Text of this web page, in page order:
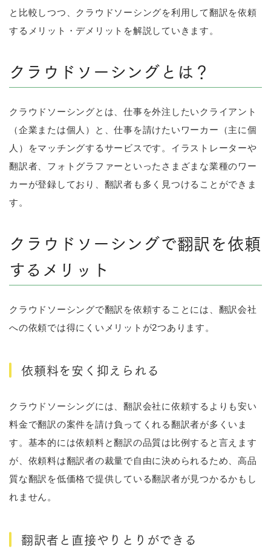
と比較しつつ、クラウドソーシングを利用して翻訳を依頼
するメリット・デメリットを解説していきます。
クラウドソーシングとは？
クラウドソーシングとは、仕事を外注したいクライアント
（企業または個人）と、仕事を請けたいワーカー（主に個
人）をマッチングするサービスです。イラストレーターや
翻訳者、フォトグラファーといったさまざまな業種のワー
カーが登録しており、翻訳者も多く見つけることができま
す。
クラウドソーシングで翻訳を依頼
するメリット
クラウドソーシングで翻訳を依頼することには、翻訳会社
への依頼では得にくいメリットが2つあります。
依頼料を安く抑えられる
クラウドソーシングには、翻訳会社に依頼するよりも安い
料金で翻訳の案件を請け負ってくれる翻訳者が多くいま
す。基本的には依頼料と翻訳の品質は比例すると言えます
が、依頼料は翻訳者の裁量で自由に決められるため、高品
質な翻訳を低価格で提供している翻訳者が見つかるかもし
れません。
翻訳者と直接やりとりができる